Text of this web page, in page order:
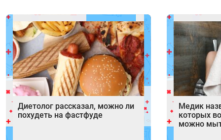
Диетолог рассказал, можно ли
похудеть на фастфуде
Медик
которых
можно